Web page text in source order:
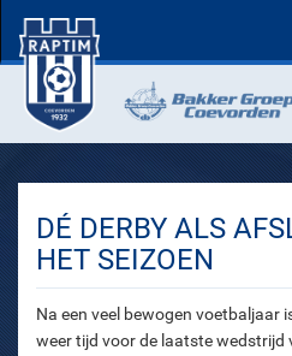
DÉ DERBY ALS
HET SEIZOEN
Na een veel bewogen voetbaljaar
weer tijd voor de laatste wedstrijd